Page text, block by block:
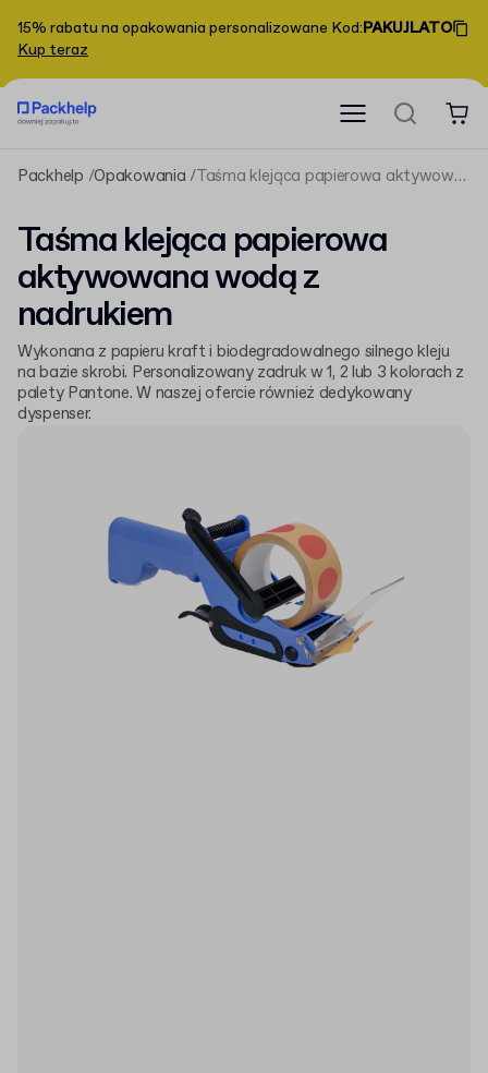
15% rabatu na opakowania personalizowane Kod:PAKUJLATO
Kup teraz
Packhelp Opakowania Taśma klejąca papierowa aktywowana wodą z nadrukiem
Taśma klejąca papierowa
aktywowana wodą z
nadrukiem
Wykonana z papieru kraft i biodegradowalnego silnego kleju
na bazie skrobi. Personalizowany zadruk w 1, 2 lub 3 kolorach z
palety Pantone. W naszej ofercie również dedykowany
dyspenser.